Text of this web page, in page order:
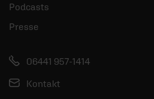
Podcasts
Presse
06441 957-1414
Kontakt